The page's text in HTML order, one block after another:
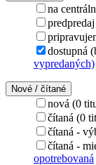
na
dostupná
vypredaných)
Nové / čítané
nová (0
čítaná (0
čítaná -
čítaná -
opotrebovaná